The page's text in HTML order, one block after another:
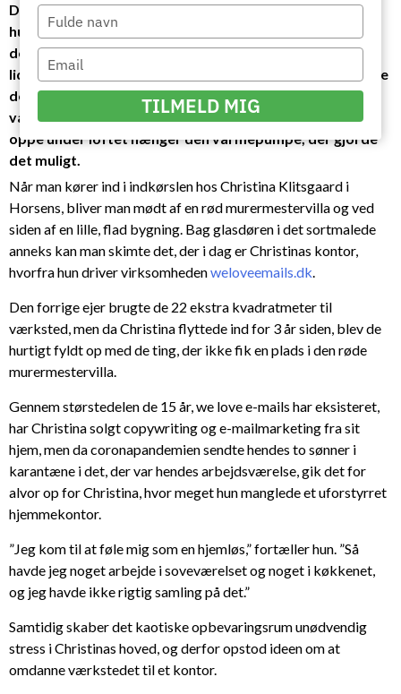
Da Christina Klitsgaard købte sit hus i Horsens, brugte
hun først værkstedet foran huset til opbevaring. Indtil
det gik op for hende, at de 22 ekstra kvadratmeter med
lidt renovering og en luft til luft-varmepumpe kunne blive
det hjemmekontor, hun manglede. I dag er det gamle
værksted forvandlet til skriveværksted, og i hjørnet
oppe under loftet hænger den varmepumpe, der gjorde
det muligt.
Når man kører ind i indkørslen hos Christina Klitsgaard i
Horsens, bliver man mødt af en rød murermestervilla og ved
siden af en lille, flad bygning. Bag glasdøren i det sortmalede
anneks kan man skimte det, der i dag er Christinas kontor,
hvorfra hun driver virksomhedenweloveemails.dk.
Den forrige ejer brugte de 22 ekstra kvadratmeter til
værksted, men da Christina flyttede ind for 3 år siden, blev de
hurtigt fyldt op med de ting, der ikke fik en plads i den røde
murermestervilla.
Gennem størstedelen de 15 år, we love e-mails har eksisteret,
har Christina solgt copywriting og e-mailmarketing fra sit
hjem, men da coronapandemien sendte hendes to sønner i
karantæne i det, der var hendes arbejdsværelse, gik det for
alvor op for Christina, hvor meget hun manglede et uforstyrret
hjemmekontor.
”Jeg kom til at føle mig som en hjemløs,” fortæller hun. ”Så
havde jeg noget arbejde i soveværelset og noget i køkkenet,
og jeg havde ikke rigtig samling på det.”
Samtidig skaber det kaotiske opbevaringsrum unødvendig
stress i Christinas hoved, og derfor opstod ideen om at
omdanne værkstedet til et kontor.
Type
your
name
Type
your
email
TILMELD MIG